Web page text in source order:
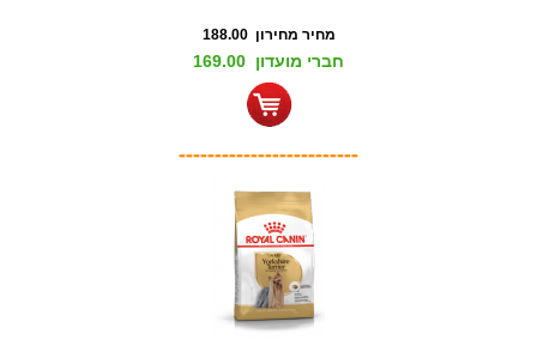
מחיר מחירון 188.00
חברי מועדון 169.00
-------------------------